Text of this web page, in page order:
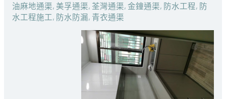
油麻地通渠, 美孚通渠, 荃灣通渠, 金鐘通渠, 防水工程, 防
水工程施工, 防水防漏, 青衣通渠